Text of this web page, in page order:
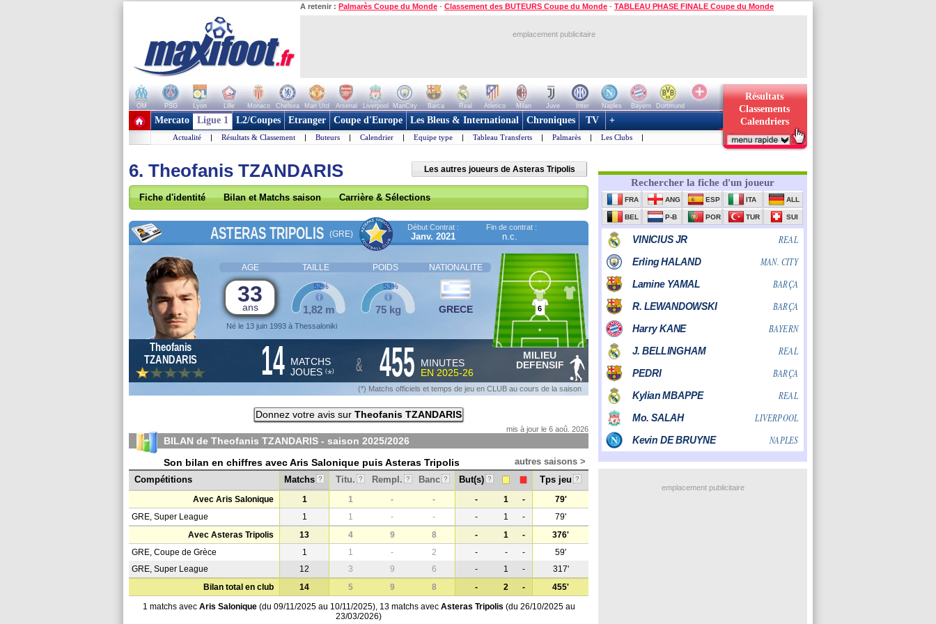
A retenir : Palmarès Coupe du Monde - Classement des BUTEURS Coupe du Monde - TABLEAU PHASE FINALE Coupe du Monde
emplacement publicitaire
OM PSG Lyon Lille Monaco Chelsea Man Utd Arsenal Liverpool ManCity Barca Real Atletico Milan Juve Inter Naples Bayern
Dortmund
+ de clubs
Résultats
Classements
Calendriers
Mercato Ligue 1 L2/Coupes Etranger Coupe d'Europe Les Bleus & International Chroniques TV +
Actualité | Résultats & Classement | Buteurs | Calendrier | Equipe type | Tableau Transferts | Palmarès | Les Clubs |
6. Theofanis TZANDARIS Les autres joueurs de Asteras Tripolis
Fiche d'identité Bilan et Matchs saison Carrière & Sélections
ASTERAS TRIPOLIS (GRE)
Début Contrat :
Janv. 2021
Fin de contrat :
n.c.
AGE TAILLE POIDS NATIONALITE
33
ans
Né le 13 juin 1993 à Thessaloniki
1,82 m
52%
75 kg
53%
GRECE 6
Theofanis
TZANDARIS
14 MATCHS
JOUES (*) & 455
MINUTES
EN 2025-26
MILIEU
DEFENSIF
(*) Matchs officiels et temps de jeu en CLUB au cours de la saison
Donnez votre avis sur Theofanis TZANDARIS
mis à jour le 6 aoû. 2026
BILAN de Theofanis TZANDARIS - saison 2025/2026
Son bilan en chiffres avec Aris Salonique puis Asteras Tripolis
autres saisons >
Compétitions
Matchs ? Titu. ? Rempl. ? Banc ? But(s) ? Tps jeu ?
Avec Aris Salonique 1 1 - - - 1 -
79'
GRE, Super League
1 1 - - - 1 -
79'
Avec Asteras Tripolis
13 4 9 8 - 1 -
376'
GRE, Coupe de Grèce
1 1 - 2 - - -
59'
GRE, Super League
12 3 9 6 - 1 -
317'
Bilan total en club
14 5 9 8 - 2 -
455'
1 matchs avec Aris Salonique(du 09/11/2025 au 10/11/2025), 13 matchs avec Asteras Tripolis (du 26/10/2025 au
23/03/2026)
emplacement publicitaire